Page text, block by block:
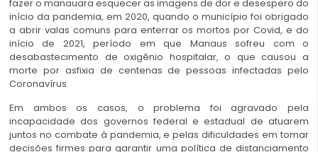
fazer o manauara esquecer as imagens de dor e desespero do
início da pandemia, em 2020, quando o município foi obrigado
a abrir valas comuns para enterrar os mortos por Covid, e do
início de 2021, período em que Manaus sofreu com o
desabastecimento de oxigênio hospitalar, o que causou a
morte por asfixia de centenas de pessoas infectadas pelo
Coronavírus.
Em ambos os casos, o problema foi agravado pela
incapacidade dos governos federal e estadual de atuarem
juntos no combate à pandemia, e pelas dificuldades em tomar
decisões firmes para garantir uma política de distanciamento